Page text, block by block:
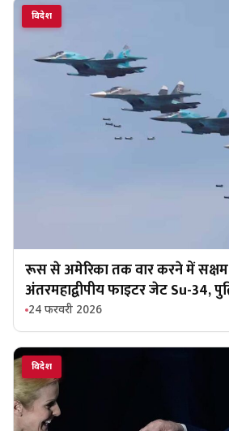
विदेश
रूस से अमेरिका तक वार करने में सक्षम
अंतरमहाद्वीपीय फाइटर जेट Su-34,
24 फरवरी 2026
विदेश